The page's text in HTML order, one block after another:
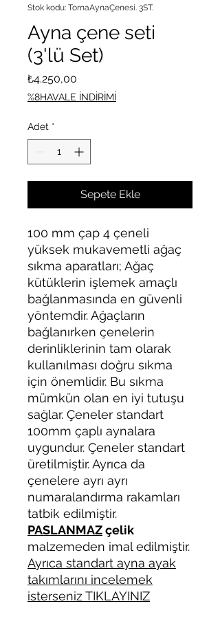
Stok kodu: TornaAynaÇenesi. 3ST.
Ayna çene seti
(3'lü Set)
₺4.250,00
%8HAVALE İNDİRİMİ
Adet *
Sepete Ekle
100 mm çap 4 çeneli
yüksek mukavemetli ağaç
sıkma aparatları; Ağaç
kütüklerin işlemek amaçlı
bağlanmasında en güvenli
yöntemdir. Ağaçların
bağlanırken çenelerin
derinliklerinin tam olarak
kullanılması doğru sıkma
için önemlidir. Bu sıkma
mümkün olan en iyi tutuşu
sağlar. Çeneler standart
100mm çaplı aynalara
uygundur. Çeneler standart
üretilmiştir. Ayrıca da
çenelere ayrı ayrı
numaralandırma rakamları
tatbik edilmiştir.
PASLANMAZçelik
malzemeden imal edilmiştir.
Ayrıca standart ayna ayak
takımlarını incelemek
isterseniz TIKLAYINIZ